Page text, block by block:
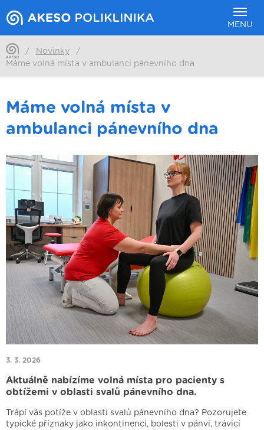
MENU
/ Novinky
/
Máme volná místa v ambulanci pánevního dna
Máme volná místa v
ambulanci pánevního dna
3. 3. 2026
Aktuálně nabízíme volná místa pro pacienty s
obtížemi v oblasti svalů pánevního dna.
Trápí vás potíže v oblasti svalů pánevního dna? Pozorujete
typické příznaky jako inkontinenci, bolesti v pánvi, trávicí